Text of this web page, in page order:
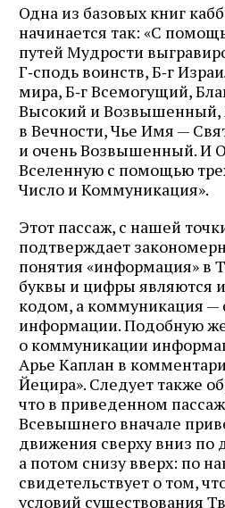
Одна из базовых книг
начинается так: «С
путей Мудрости
Г‑сподь воинств, Б‑г
мира, Б‑г Всемогущий,
Высокий и
в Вечности, Чье Имя —
и очень Возвышенный. И
Вселенную с помощью
Число и Коммуникация».
Этот пассаж, с нашей
подтверждает
понятия «информация» в
буквы и цифры являются
кодом, а коммуникация —
информации. Подобную
о коммуникации
Арье Каплан в
Йецира». Следует также
что в приведенном
Всевышнего вначале
движения сверху вниз по
а потом снизу вверх: по
свидетельствует о том,
условий существования